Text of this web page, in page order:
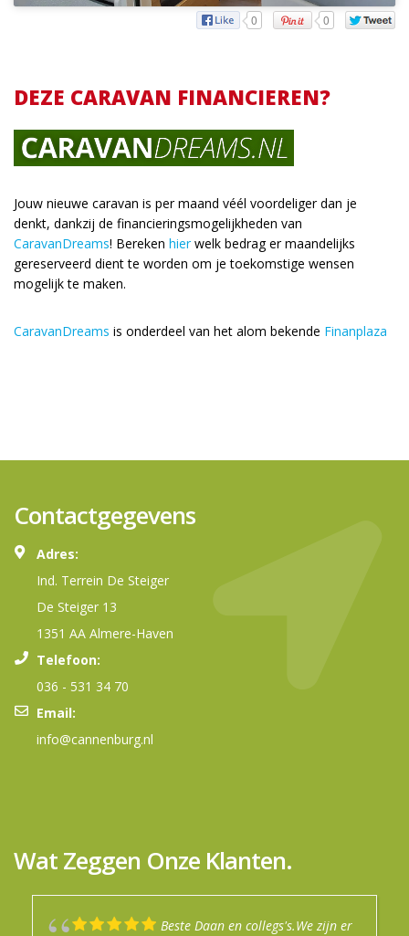
0 0
DEZE CARAVAN FINANCIEREN?
Jouw nieuwe caravan is per maand véél voordeliger dan je
denkt, dankzij de financieringsmogelijkheden van
CaravanDreams! Bereken hierwelk bedrag er maandelijks
gereserveerd dient te worden om je toekomstige wensen
mogelijk te maken.
CaravanDreams is onderdeel van het alom bekende Finanplaza
Contactgegevens
Adres:
Ind. Terrein De Steiger
De Steiger 13
1351 AA Almere-Haven
Telefoon:
036 - 531 34 70
Email:
info@cannenburg.nl
Wat Zeggen Onze Klanten.
Beste Daan en collegs's.We zijn er
Mijn jaren ervaring met dit bedrijf
Goede info gekregen prima uitleg.
Top service in de winkel.
Na een fijn en enthousiast